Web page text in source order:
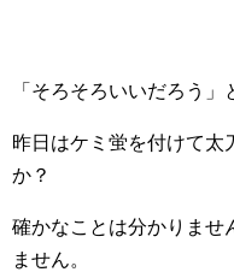
「そろそろいいだろう」
昨日はケミ蛍を付けて太
か？
確かなことは分かりませ
ません。